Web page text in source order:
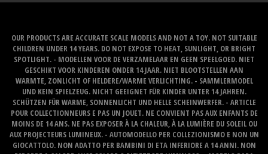
OUR PRODUCTS ARE ACCURATE SCALE MODELS AND NOT A TOY. NOT SUITABLE
CHILDREN UNDER 14 YEARS. DO NOT EXPOSE TO HEAT, SUNLIGHT, OR BRIGHT
SPOTLIGHT. - MODELLEN VOOR DE VERZAMELAAR EN GEEN SPEELGOED. NIET
GESCHIKT VOOR KINDEREN ONDER 14 JAAR. NIET BLOOTSTELLEN AAN
WARMTE, ZONLICHT OF HELDERE/WARME VERLICHTING. - SAMMLERMODEL
UND KEIN SPIELZEUG. NICHT GEEIGNET FÜR KINDER UNTER 14 JAHREN.
SCHÜTZEN FÜR WARME, SONNENLICHT UND HELLE SCHEINWERFER. - ARTICLE
POUR COLLECTIONNEURS E PAS UN JOUET. NE CONVIENT PAS AUX ENFANTS DE
MOINS DE 14 ANS. NE PAS EXPOSER À LA CHALEUR, À LA LUMIÈRE DU SOLEIL OU
AUX PROJECTEURS LUMINEUX. - AUTOMODELLO PER COLLEZIONISMO E NON UN
GIOCATTOLO. NON ADATTO PER BAMBINI DI ETA INFERIORE A 14 ANNI. NON